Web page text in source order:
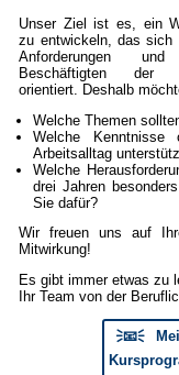
Unser Ziel ist es, ein
zu entwickeln, das sich
Anforderungen
Beschäftigten der
orientiert. Deshalb
Welche Themen
Welche
Arbeitsalltag
Welche
drei Jahren
Sie dafür?
Wir freuen uns auf
Mitwirkung!
Es gibt immer etwas zu
Ihr Team von der
🗦📧🗧